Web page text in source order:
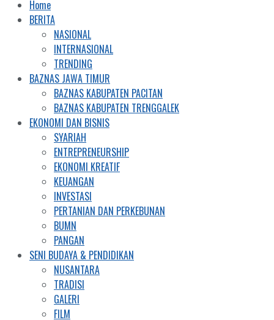
Home
BERITA
NASIONAL
INTERNASIONAL
TRENDING
BAZNAS JAWA TIMUR
BAZNAS KABUPATEN PACITAN
BAZNAS KABUPATEN TRENGGALEK
EKONOMI DAN BISNIS
SYARIAH
ENTREPRENEURSHIP
EKONOMI KREATIF
KEUANGAN
INVESTASI
PERTANIAN DAN PERKEBUNAN
BUMN
PANGAN
SENI BUDAYA & PENDIDIKAN
NUSANTARA
TRADISI
GALERI
FILM